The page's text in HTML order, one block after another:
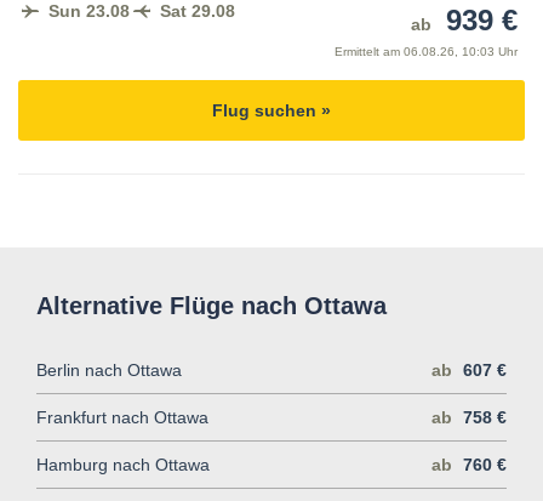
Sun 23.08 Sat 29.08
ab
939 €
Ermittelt am 06.08.26, 10:03 Uhr
Flug suchen »
Alternative Flüge nach Ottawa
Berlin nach Ottawa ab 607 €
Frankfurt nach Ottawa ab 758 €
Hamburg nach Ottawa ab 760 €